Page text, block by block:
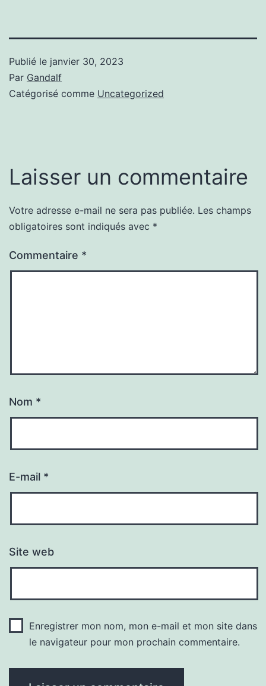
Publié le janvier 30, 2023
Par Gandalf
Catégorisé comme Uncategorized
Laisser un commentaire
Votre adresse e-mail ne sera pas publiée. Les champs
obligatoires sont indiqués avec *
Commentaire *
Nom *
E-mail *
Site web
Enregistrer mon nom, mon e-mail et mon site dans
le navigateur pour mon prochain commentaire.